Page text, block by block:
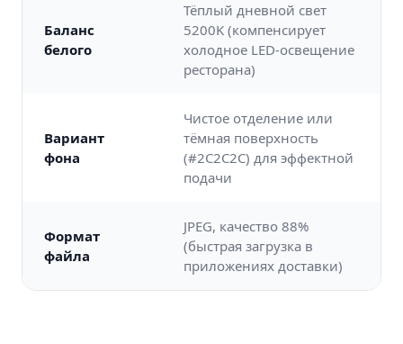
Баланс
белого
Тёплый дневной свет
5200K (компенсирует
холодное LED-освещение
ресторана)
Вариант
фона
Чистое отделение или
тёмная поверхность
(#2C2C2C) для эффектной
подачи
Формат
файла
JPEG, качество 88%
(быстрая загрузка в
приложениях доставки)